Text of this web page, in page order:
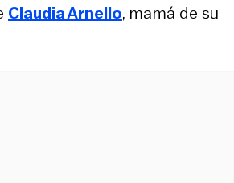
Claudia Arnello, mamá de su